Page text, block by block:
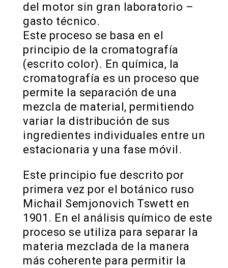
del motor sin gran laboratorio –
gasto técnico.
Este proceso se basa en el
principio de la cromatografía
(escrito color). En química, la
cromatografía es un proceso que
permite la separación de una
mezcla de material, permitiendo
variar la distribución de sus
ingredientes individuales entre un
estacionaria y una fase móvil.
Este principio fue descrito por
primera vez por el botánico ruso
Michail Semjonovich Tswett en
1901. En el análisis químico de este
proceso se utiliza para separar la
materia mezclada de la manera
más coherente para permitir la